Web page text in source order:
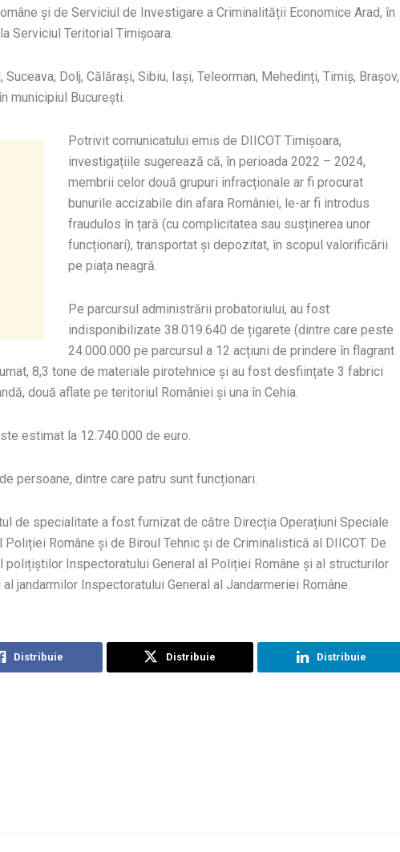
și de Serviciul de Investigare a Criminalității Economice Arad, în
Serviciul Teritorial Timișoara.
Dolj, Călărași, Sibiu, Iași, Teleorman, Mehedinți, Timiș, Brașov,
municipiul București.
Potrivit comunicatului emis de DIICOT Timișoara,
investigațiile sugerează că, în perioada 2022 – 2024,
membrii celor două grupuri infracționale ar fi procurat
bunurile accizabile din afara României, le-ar fi introdus
fraudulos în țară (cu complicitatea sau susținerea unor
funcționari), transportat și depozitat, în scopul valorificării
pe piața neagră.
Pe parcursul administrării probatoriului, au fost
indisponibilizate 38.019.640 de țigarete (dintre care peste
24.000.000 pe parcursul a 12 acțiuni de prindere în flagrant
8,3 tone de materiale pirotehnice și au fost desființate 3 fabrici
două aflate pe teritoriul României și una în Cehia.
estimat la 12.740.000 de euro.
persoane, dintre care patru sunt funcționari.
de specialitate a fost furnizat de către Direcția Operațiuni Speciale
Române și de Biroul Tehnic și de Criminalistică al DIICOT. De
polițiștilor Inspectoratului General al Poliției Române și al structurilor
jandarmilor Inspectoratului General al Jandarmeriei Române.
Distribuie Distribuie Distribuie